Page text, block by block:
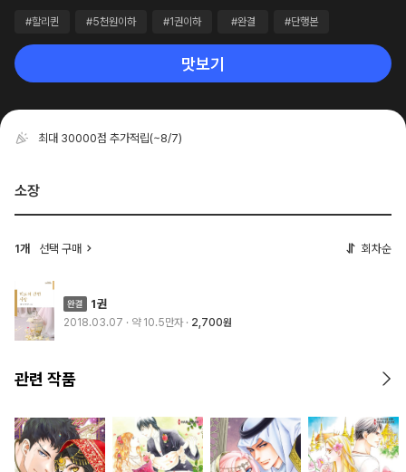
#할리퀸 #5천원이하 #1권이하 #완결 #단행본
맛보기
최대 30000점 추가적립(~8/7)
소장
1개 선택 구매 회차순
1권
2018.03.07 · 약 10.5만자 2,700원
관련 작품